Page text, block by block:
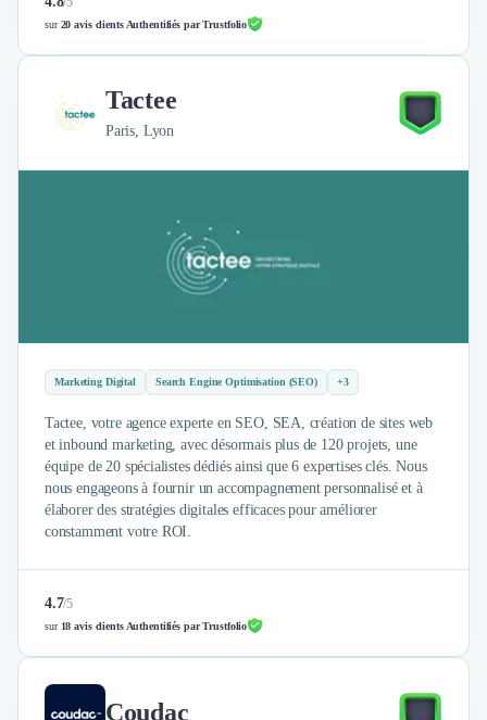
sur20 avis clients Authentifiés par Trustfolio
Tactee
Paris, Lyon
Marketing Digital Search Engine Optimisation (SEO) +3
Tactee, votre agence experte en SEO, SEA, création de sites web
et inbound marketing, avec désormais plus de 120 projets, une
équipe de 20 spécialistes dédiés ainsi que 6 expertises clés. Nous
nous engageons à fournir un accompagnement personnalisé et à
élaborer des stratégies digitales efficaces pour améliorer
constamment votre ROI.
4.7/5
sur 18 avis clients Authentifiés par Trustfolio
Coudac